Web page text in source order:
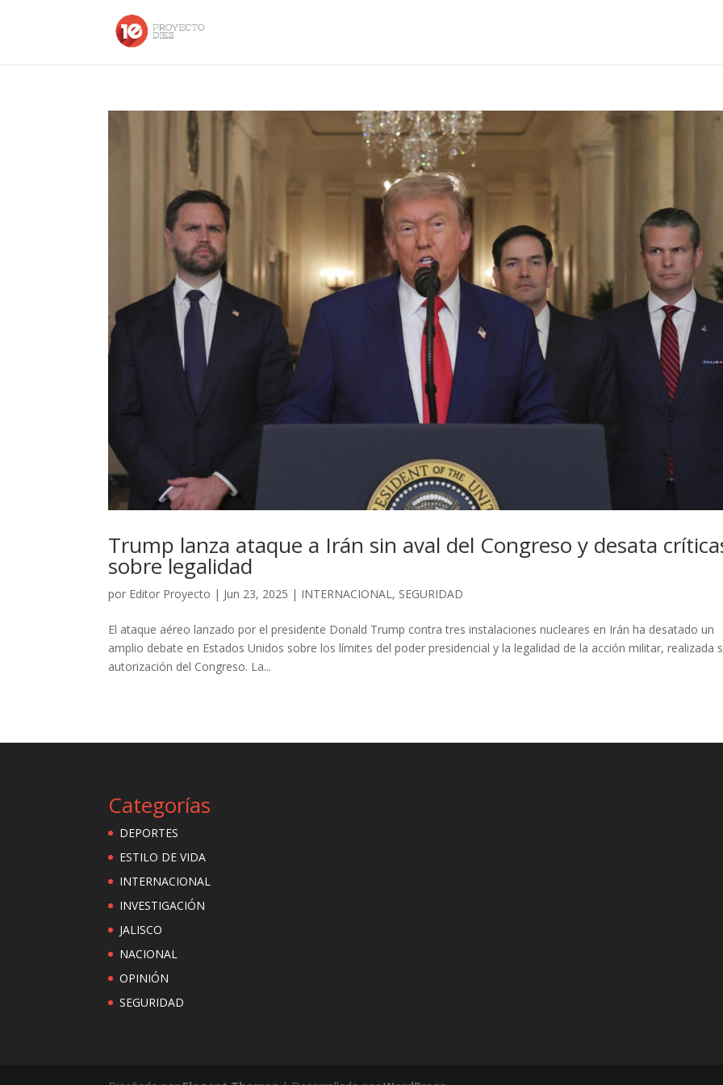
Trump lanza ataque a Irán sin aval del Congreso y desata
sobre legalidad
por Editor Proyecto | Jun 23, 2025 | INTERNACIONAL , SEGURIDAD
El ataque aéreo lanzado por el presidente Donald Trump contra tres instalaciones nucleares en Irán ha desatado un
amplio debate en Estados Unidos sobre los límites del poder presidencial y la legalidad de la acción militar, realizada
autorización del Congreso. La...
Categorías
DEPORTES
ESTILO DE VIDA
INTERNACIONAL
INVESTIGACIÓN
JALISCO
NACIONAL
OPINIÓN
SEGURIDAD